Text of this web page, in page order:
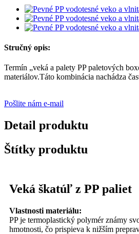
Stručný opis:
Termín „veká a palety PP paletových
materiálov.Táto kombinácia nachádza
Pošlite nám e-mail
Detail produktu
Štítky produktu
Veká škatúľ z PP paliet
Vlastnosti materiálu:
PP je termoplastický polymér známy
hmotnosti, čo prispieva k nižším